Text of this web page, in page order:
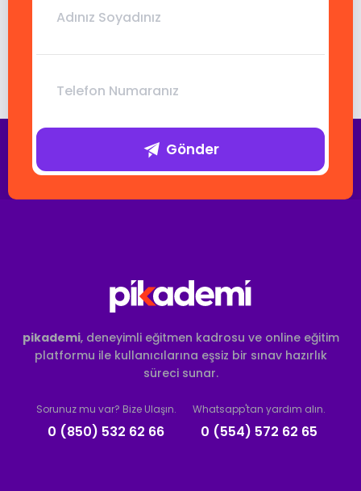
Gönder
pikademi, deneyimli eğitmen kadrosu ve online eğitim
platformu ile kullanıcılarına eşsiz bir sınav hazırlık
süreci sunar.
Sorunuz mu var? Bize Ulaşın.
0 (850) 532 62 66
Whatsapp'tan yardım alın.
0 (554) 572 62 65